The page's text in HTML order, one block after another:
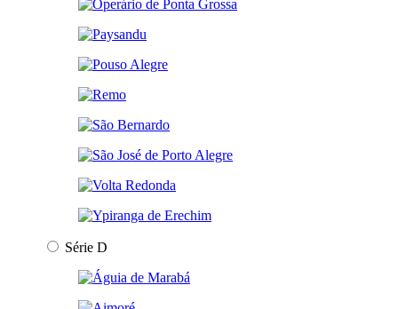
Série D